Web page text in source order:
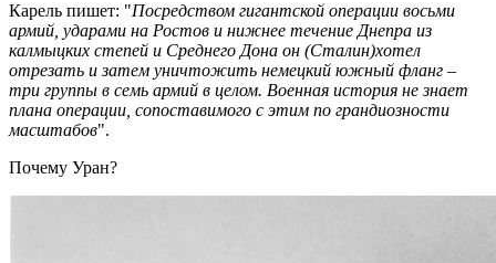
Карель пишет: "Посредством гигантской операции восьми
армий, ударами на Ростов и нижнее течение Днепра из
калмыцких степей и Среднего Дона он (Сталин)хотел
отрезать и затем уничтожить немецкий южный фланг –
три группы в семь армий в целом. Военная история не знает
плана операции, сопоставимого с этим по грандиозности
масштабов".
Почему Уран?